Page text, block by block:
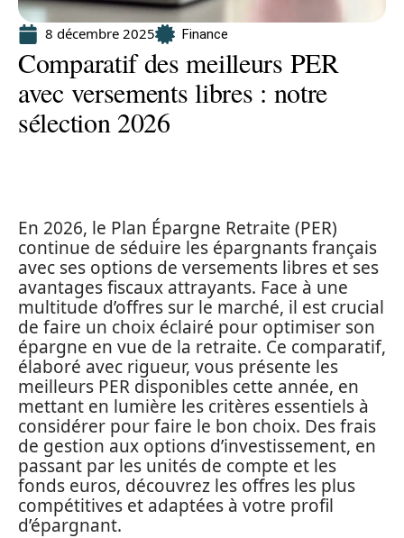
8 décembre 2025 Finance
Comparatif des meilleurs PER
avec versements libres : notre
sélection 2026
En 2026, le Plan Épargne Retraite (PER)
continue de séduire les épargnants français
avec ses options de versements libres et ses
avantages fiscaux attrayants. Face à une
multitude d’offres sur le marché, il est crucial
de faire un choix éclairé pour optimiser son
épargne en vue de la retraite. Ce comparatif,
élaboré avec rigueur, vous présente les
meilleurs PER disponibles cette année, en
mettant en lumière les critères essentiels à
considérer pour faire le bon choix. Des frais
de gestion aux options d’investissement, en
passant par les unités de compte et les
fonds euros, découvrez les offres les plus
compétitives et adaptées à votre profil
d’épargnant.